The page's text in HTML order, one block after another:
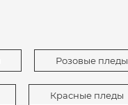
Розовые пледы
Красные пледы